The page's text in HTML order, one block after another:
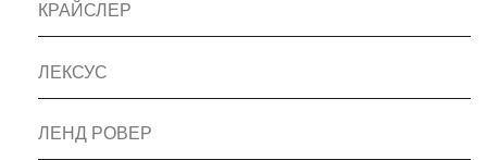
КРАЙСЛЕР
ЛЕКСУС
ЛЕНД РОВЕР